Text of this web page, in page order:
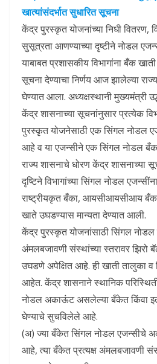
खात्यांसंदर्भात सुधारित सूचना
केंद्र पुरस्कृत योजनांच्या निधी वितरण,
सुसूत्रता आणण्याच्या दृष्टीने नोडल
याबाबत प्रशासकीय विभागांना बँक
सूचना देण्याचा निर्णय आज झालेल्या
घेण्यात आला. अध्यक्षस्थानी मुख्यमंत्री
केंद्र शासनाच्या सूचनांनुसार प्रत्येक
पुरस्कृत योजनेसाठी एक सिंगल नोडल
आहे व या एजन्सीने एक सिंगल नोडल
राज्य शासनाचे धोरण केंद्र शासनाच्या
दृष्टिने विभागांच्या सिंगल नोडल
राष्ट्रीयकृत बँका, आयसीआयसीआय
खाते उघडण्यास मान्यता देण्यात आली.
केंद्र पुरस्कृत योजनांसाठी सिंगल
अंमलबजावणी संस्थांच्या स्तरावर
उघडणे अपेक्षित आहे. ही खाती तालुका व
आहेत. केंद्र शासनाने स्थानिक
नोडल अकाऊंट असलेल्या बँकेत किंवा
घेण्याचे सुचविलेले आहे.
(अ) ज्या बँकेत सिंगल नोडल एजन्सीचे
आहे, त्या बँकेत प्रत्यक्ष अंमलबजावणी